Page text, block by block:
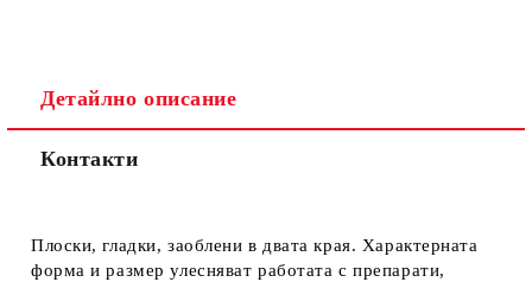
Детайлно описание
Контакти
Плоски, гладки, заоблени в двата края. Характерната
форма и размер улесняват работата с препарати,